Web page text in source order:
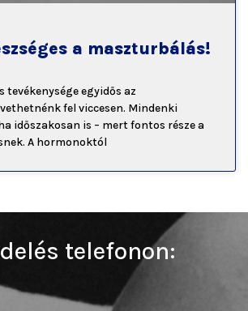
a maszturbálás!
tevékenysége egyidős az
fel viccesen. Mindenki
időszakosan is – mert fontos része a
A hormonoktól
telefonon: